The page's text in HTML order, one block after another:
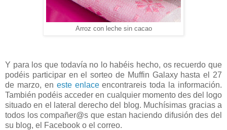
Arroz con leche sin cacao
Y para los que todavía no lo habéis hecho, os recuerdo que
podéis participar en el sorteo de Muffin Galaxy hasta el 27
de marzo, en este enlaceencontrareis toda la información.
También podéis acceder en cualquier momento des del logo
situado en el lateral derecho del blog. Muchísimas gracias a
todos los compañer@s que estan haciendo difusión des del
su blog, el Facebook o el correo.